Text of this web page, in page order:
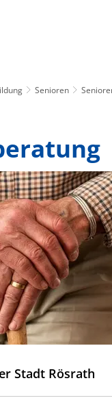
Senioren
Stadt Rösrath